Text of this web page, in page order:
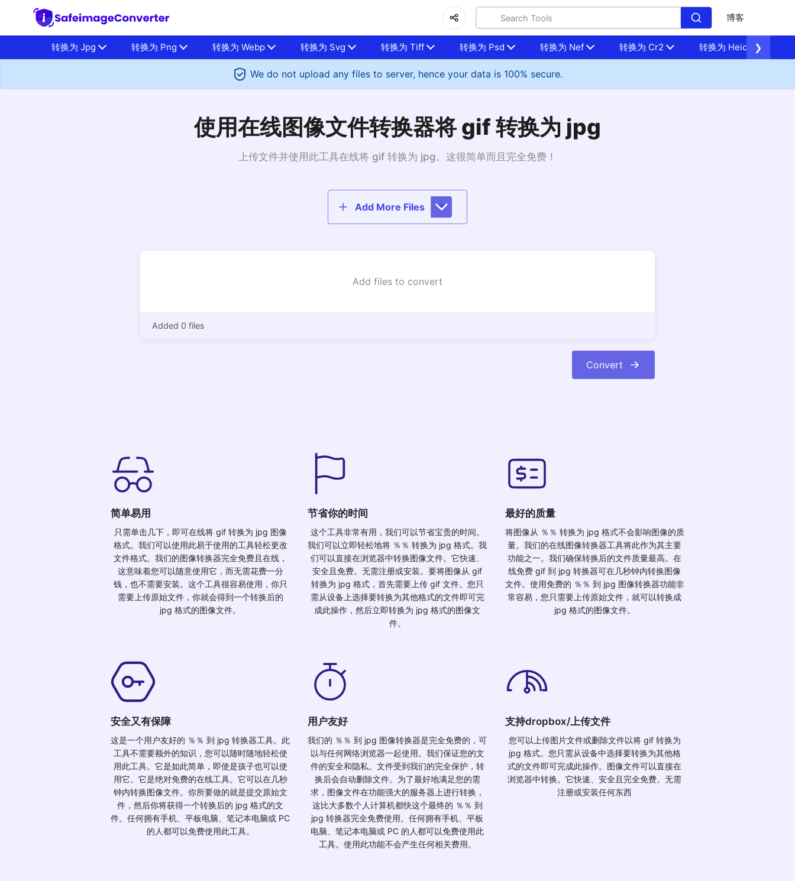
博客
转换为 Jpg 转换为 Png 转换为 Webp 转换为 Svg 转换为 Tiff 转换为 Psd 转换为 Nef 转换为 Cr2 转换为 Heic ❯
We do not upload any files to server, hence your data is 100% secure.
使用在线图像文件转换器将 gif 转换为 jpg
上传文件并使用此工具在线将 gif 转换为 jpg。这很简单而且完全免费！
Add More Files
Add files to convert
Added 0 files
Convert
简单易用
只需单击几下，即可在线将 gif 转换为 jpg 图像
格式。我们可以使用此易于使用的工具轻松更改
文件格式。我们的图像转换器完全免费且在线，
这意味着您可以随意使用它，而无需花费一分
钱，也不需要安装。这个工具很容易使用，你只
需要上传原始文件，你就会得到一个转换后的
jpg 格式的图像文件。
节省你的时间
这个工具非常有用，我们可以节省宝贵的时间。
我们可以立即轻松地将 ％％ 转换为 jpg 格式。我
们可以直接在浏览器中转换图像文件。它快速、
安全且免费。无需注册或安装。要将图像从 gif
转换为 jpg 格式，首先需要上传 gif 文件。您只
需从设备上选择要转换为其他格式的文件即可完
成此操作，然后立即转换为 jpg 格式的图像文
件。
最好的质量
将图像从 ％％ 转换为 jpg 格式不会影响图像的质
量。我们的在线图像转换器工具将此作为其主要
功能之一。我们确保转换后的文件质量最高。在
线免费 gif 到 jpg 转换器可在几秒钟内转换图像
文件。使用免费的 ％％ 到 jpg 图像转换器功能非
常容易，您只需要上传原始文件，就可以转换成
jpg 格式的图像文件。
安全又有保障
这是一个用户友好的 ％％ 到 jpg 转换器工具。此
工具不需要额外的知识，您可以随时随地轻松使
用此工具。它是如此简单，即使是孩子也可以使
用它。它是绝对免费的在线工具。它可以在几秒
钟内转换图像文件。你所要做的就是提交原始文
件，然后你将获得一个转换后的 jpg 格式的文
件。任何拥有手机、平板电脑、笔记本电脑或 PC
的人都可以免费使用此工具。
用户友好
我们的 ％％ 到 jpg 图像转换器是完全免费的，可
以与任何网络浏览器一起使用。我们保证您的文
件的安全和隐私。文件受到我们的完全保护，转
换后会自动删除文件。为了最好地满足您的需
求，图像文件在功能强大的服务器上进行转换，
这比大多数个人计算机都快这个最终的 ％％ 到
jpg 转换器完全免费使用。任何拥有手机、平板
电脑、笔记本电脑或 PC 的人都可以免费使用此
工具。使用此功能不会产生任何相关费用。
支持dropbox/上传文件
您可以上传图片文件或删除文件以将 gif 转换为
jpg 格式。您只需从设备中选择要转换为其他格
式的文件即可完成此操作。图像文件可以直接在
浏览器中转换。它快速、安全且完全免费。无需
注册或安装任何东西